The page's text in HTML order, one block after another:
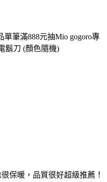
單筆滿888元抽Mio gogoro專
鬍刀 (顏色隨機)
保暖，品質很好超級推薦！